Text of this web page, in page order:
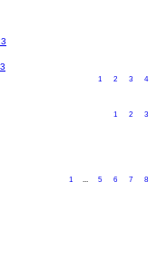
1 2 3 4
1 2 3
1 ... 5 6 7 8